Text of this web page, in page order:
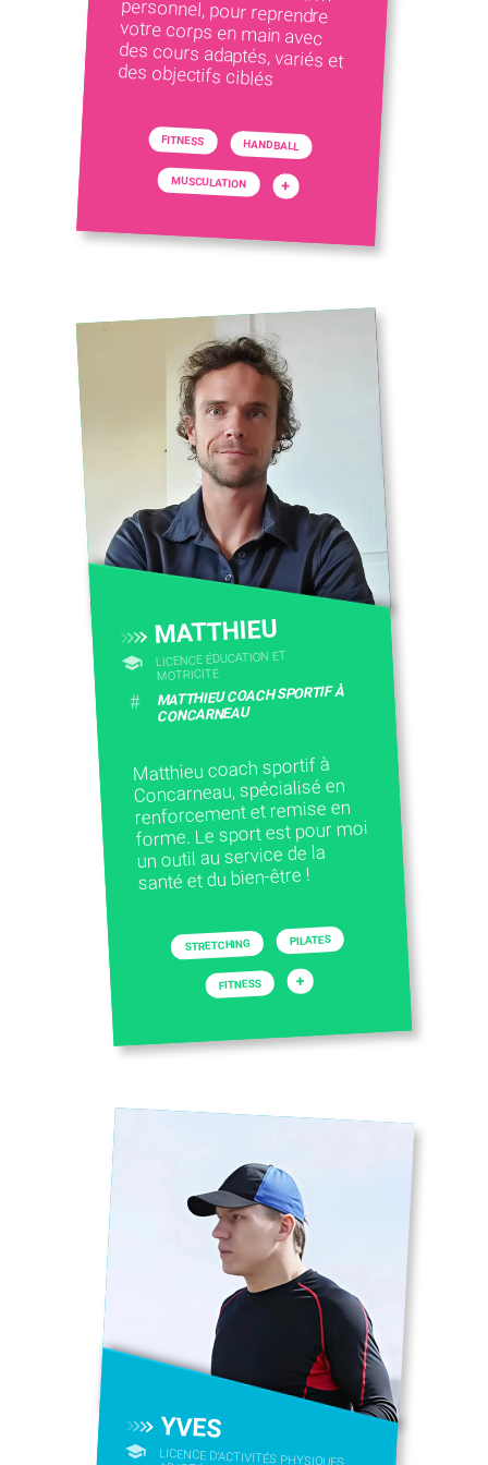
des objectifs ciblés
FITNESS HANDBALL
MUSCULATION +
MATTHIEU
LICENCE ÉDUCATION ET
MOTRICITÉ
# MATTHIEU COACH SPORTIF À
CONCARNEAU
Matthieu coach sportif à
Concarneau, spécialisé en
renforcement et remise en
forme. Le sport est pour moi
un outil au service de la
santé et du bien-être !
STRETCHING PILATES
FITNESS +
YVES
LICENCE D’ACTIVITÉS PHYSIQUES